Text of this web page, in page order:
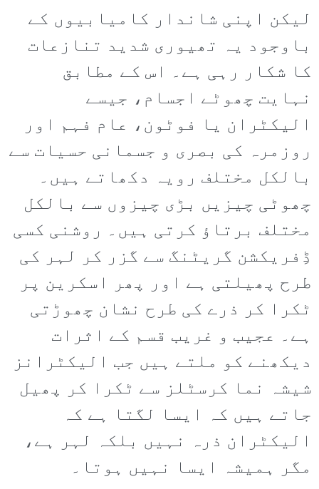
لیکن اپنی شاندار کامیابیوں کے
باوجود یہ تھیوری شدید تنازعات
کا شکار رہی ہے۔ اس کے مطابق
نہایت چھوٹے اجسام، جیسے
الیکٹران یا فوٹون، عام فہم اور
روزمرہ کی بصری و جسمانی حسیات سے
بالکل مختلف رویہ دکھاتے ہیں۔
چھوٹی چیزیں بڑی چیزوں سے بالکل
مختلف برتاؤ کرتی ہیں۔ روشنی کسی
ڈِفریکشن گریٹنگ سے گزر کر لہر کی
طرح پھیلتی ہے اور پھر اسکرین پر
ٹکرا کر ذرے کی طرح نشان چھوڑتی
ہے۔ عجیب و غریب قسم کے اثرات
دیکھنے کو ملتے ہیں جب الیکٹرانز
شیشہ نما کرسٹلز سے ٹکرا کر پھیل
جاتے ہیں کہ ایسا لگتا ہے کہ
الیکٹران ذرہ نہیں بلکہ لہر ہے،
مگر ہمیشہ ایسا نہیں ہوتا۔